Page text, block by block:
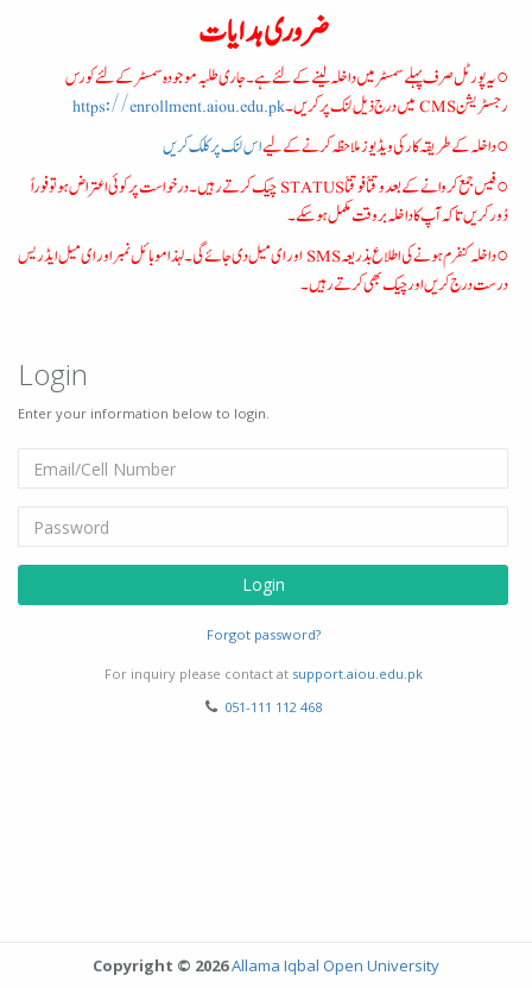
ضروری ہدایات
○ یہ پورٹل صرف پہلے سمسٹر میں داخلہ لینے کے لئے ہے۔ جاری طلبہ موجودہ سمسٹر کے لئے کورس
رجسٹریشن CMS میں درج ذیل لنک پر کریں۔
https://enrollment.aiou.edu.pk
○داخلہ کے طریقہ کار کی ویڈیوز ملاحظہ کرنے کے لیےاس لنک پر کلک کریں
○ فیس جمع کروانے کے بعد وقتاً فوقتاً STATUS چیک کرتے رہیں۔ درخواست پر کوئی اعتراض ہو تو فوراً
دُور کریں تاکہ آپ کا داخلہ بر وقت مکمل ہوسکے۔
○ داخلہ کنفرم ہونے کی اطلاع بذریعہ SMS اور ای میل دی جائے گی۔ لہذا موبائل نمبر اور ای میل ایڈریس
درست درج کریں اور چیک بھی کرتے رہیں۔
Login
Enter your information below to login.
Login
Forgot password?
For inquiry please contact at support.aiou.edu.pk
051-111 112 468
Copyright © 2026Allama Iqbal Open University